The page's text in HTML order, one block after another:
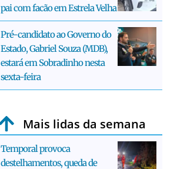
pai com facão em Estrela Velha
Pré-candidato ao Governo do
Estado, Gabriel Souza (MDB),
estará em Sobradinho nesta
sexta-feira
Mais lidas da semana
Temporal provoca
destelhamentos, queda de